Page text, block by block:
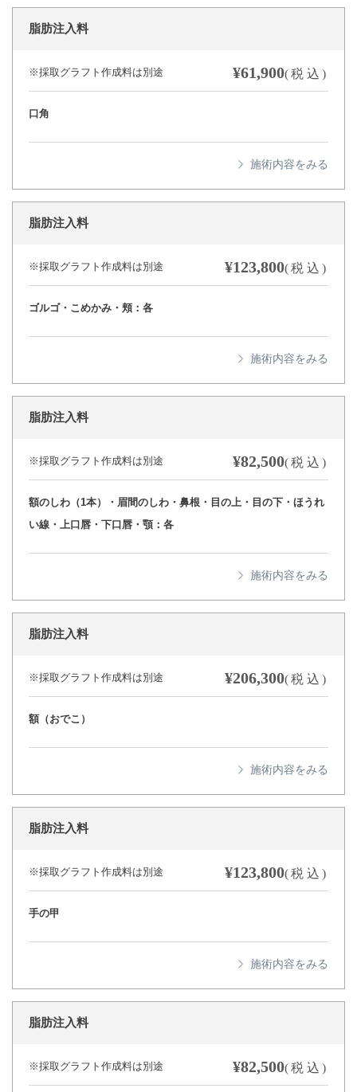
脂肪注入料
※採取グラフト作成料は別途 ¥61,900(税込)
口角
脂肪注入料
※採取グラフト作成料は別途 ¥123,800(税込)
ゴルゴ・こめかみ・頬：各
脂肪注入料
※採取グラフト作成料は別途 ¥82,500(税込)
額のしわ（1本）・眉間のしわ・鼻根・目の上・目の下・ほうれ
い線・上口唇・下口唇・顎：各
脂肪注入料
※採取グラフト作成料は別途 ¥206,300(税込)
額（おでこ）
脂肪注入料
※採取グラフト作成料は別途 ¥123,800(税込)
手の甲
脂肪注入料
※採取グラフト作成料は別途 ¥82,500(税込)